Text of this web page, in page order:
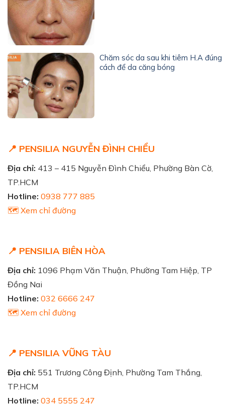
Chăm sóc da sau khi tiêm H.A đúng
cách để da căng bóng
📍 PENSILIA NGUYỄN ĐÌNH CHIỂU
Địa chỉ: 413 – 415 Nguyễn Đình Chiểu, Phường Bàn Cờ,
TP.HCM
Hotline: 0938 777 885
🗺️ Xem chỉ đường
📍 PENSILIA BIÊN HÒA
Địa chỉ: 1096 Phạm Văn Thuận, Phường Tam Hiệp, TP
Đồng Nai
Hotline: 032 6666 247
🗺️ Xem chỉ đường
📍 PENSILIA VŨNG TÀU
Địa chỉ: 551 Trương Công Định, Phường Tam Thắng,
TP.HCM
Hotline: 034 5555 247